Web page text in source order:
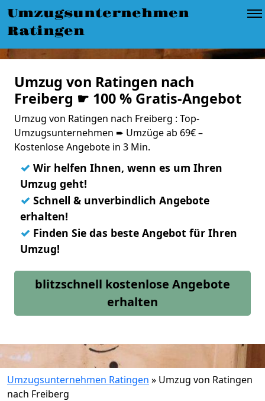
Umzugsunternehmen
Ratingen
Umzug von Ratingen nach
Freiberg ☛ 100 % Gratis-Angebot
Umzug von Ratingen nach Freiberg : Top-
Umzugsunternehmen ➨ Umzüge ab 69€ –
Kostenlose Angebote in 3 Min.
✓ Wir helfen Ihnen, wenn es um Ihren
Umzug geht!
✓ Schnell & unverbindlich Angebote
erhalten!
✓ Finden Sie das beste Angebot für Ihren
Umzug!
blitzschnell kostenlose Angebote
erhalten
Umzugsunternehmen Ratingen » Umzug von Ratingen
nach Freiberg